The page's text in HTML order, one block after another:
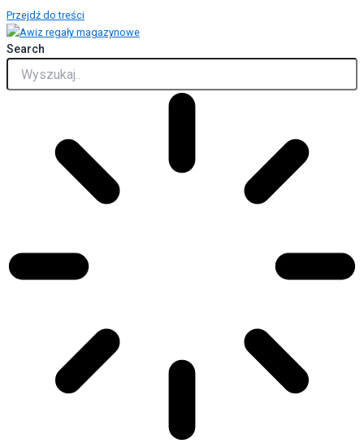
Przejdź do treści
Search